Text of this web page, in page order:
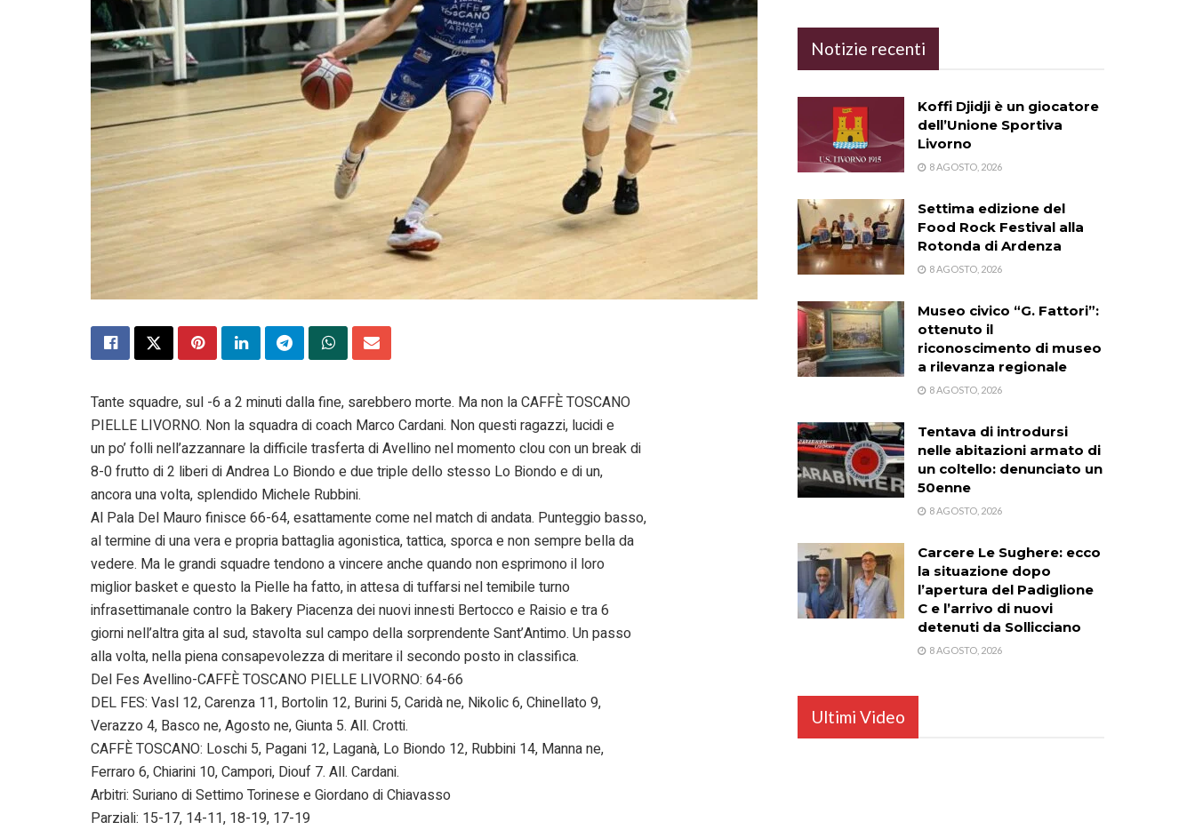
Tante squadre, sul -6 a 2 minuti dalla fine, sarebbero morte. Ma non la CAFFÈ TOSCANO
PIELLE LIVORNO. Non la squadra di coach Marco Cardani. Non questi ragazzi, lucidi e
un po’ folli nell’azzannare la difficile trasferta di Avellino nel momento clou con un break di
8-0 frutto di 2 liberi di Andrea Lo Biondo e due triple dello stesso Lo Biondo e di un,
ancora una volta, splendido Michele Rubbini.
Al Pala Del Mauro finisce 66-64, esattamente come nel match di andata. Punteggio basso,
al termine di una vera e propria battaglia agonistica, tattica, sporca e non sempre bella da
vedere. Ma le grandi squadre tendono a vincere anche quando non esprimono il loro
miglior basket e questo la Pielle ha fatto, in attesa di tuffarsi nel temibile turno
infrasettimanale contro la Bakery Piacenza dei nuovi innesti Bertocco e Raisio e tra 6
giorni nell’altra gita al sud, stavolta sul campo della sorprendente Sant’Antimo. Un passo
alla volta, nella piena consapevolezza di meritare il secondo posto in classifica.
Del Fes Avellino-CAFFÈ TOSCANO PIELLE LIVORNO: 64-66
DEL FES: Vasl 12, Carenza 11, Bortolin 12, Burini 5, Caridà ne, Nikolic 6, Chinellato 9,
Verazzo 4, Basco ne, Agosto ne, Giunta 5. All. Crotti.
CAFFÈ TOSCANO: Loschi 5, Pagani 12, Laganà, Lo Biondo 12, Rubbini 14, Manna ne,
Ferraro 6, Chiarini 10, Campori, Diouf 7. All. Cardani.
Arbitri: Suriano di Settimo Torinese e Giordano di Chiavasso
Parziali: 15-17, 14-11, 18-19, 17-19
Notizie recenti
Koffi Djidji è un giocatore
dell’Unione Sportiva
Livorno
8 AGOSTO, 2026
Settima edizione del
Food Rock Festival alla
Rotonda di Ardenza
8 AGOSTO, 2026
Museo civico “G. Fattori”:
ottenuto il
riconoscimento di museo
a rilevanza regionale
8 AGOSTO, 2026
Tentava di introdursi
nelle abitazioni armato di
un coltello: denunciato un
50enne
8 AGOSTO, 2026
Carcere Le Sughere: ecco
la situazione dopo
l’apertura del Padiglione
C e l’arrivo di nuovi
detenuti da Sollicciano
8 AGOSTO, 2026
Ultimi Video